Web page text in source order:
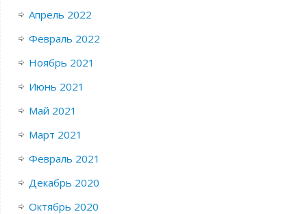
Апрель 2022
Февраль 2022
Ноябрь 2021
Июнь 2021
Май 2021
Март 2021
Февраль 2021
Декабрь 2020
Октябрь 2020